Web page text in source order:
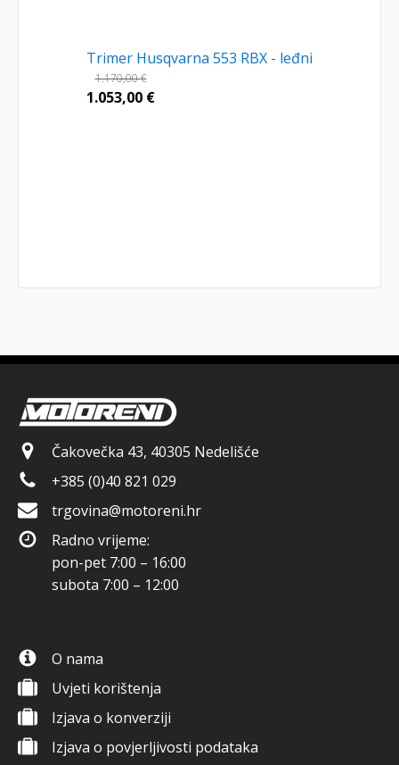
Trimer Husqvarna 553 RBX - leđni
1.170,00€
1.053,00 €
Čakovečka 43, 40305 Nedelišće
+385 (0)40 821 029
trgovina@motoreni.hr
Radno vrijeme:
pon-pet 7:00 – 16:00
subota 7:00 – 12:00
O nama
Uvjeti korištenja
Izjava o konverziji
Izjava o povjerljivosti podataka